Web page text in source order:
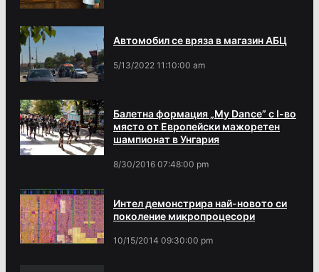
Автомобил се вряза в магазин АБЦ
5/13/2022 11:10:00 am
Балетна формация „My Dance” с І-во
място от Европейски мажоретен
шампионат в Унгария
8/30/2016 07:48:00 pm
Интел демонстрира най-новото си
поколение микропроцесори
10/15/2014 09:30:00 pm